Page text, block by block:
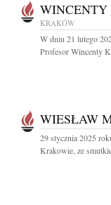
KRAKÓW
W dniu 21 lutego
Profesor Wincenty
WIESŁAW
29 stycznia 2025
Krakowie, ze